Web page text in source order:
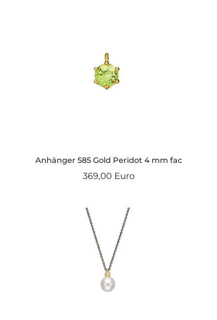
Anhänger 585 Gold Peridot 4 mm fac
369,00 Euro